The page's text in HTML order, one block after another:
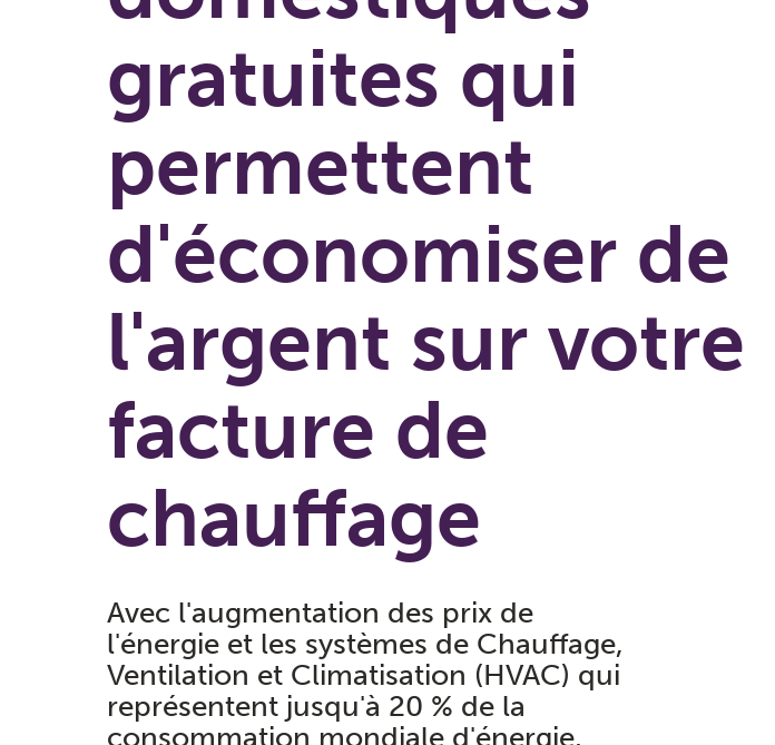
gratuites qui
permettent
d'économiser de
l'argent sur votre
facture de
chauffage
Avec l'augmentation des prix de
l'énergie et les systèmes de Chauffage,
Ventilation et Climatisation (HVAC) qui
représentent jusqu'à 20 % de la
consommation mondiale d'énergie,